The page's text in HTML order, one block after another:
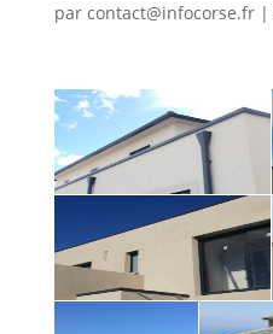
par contact@infocorse.fr|